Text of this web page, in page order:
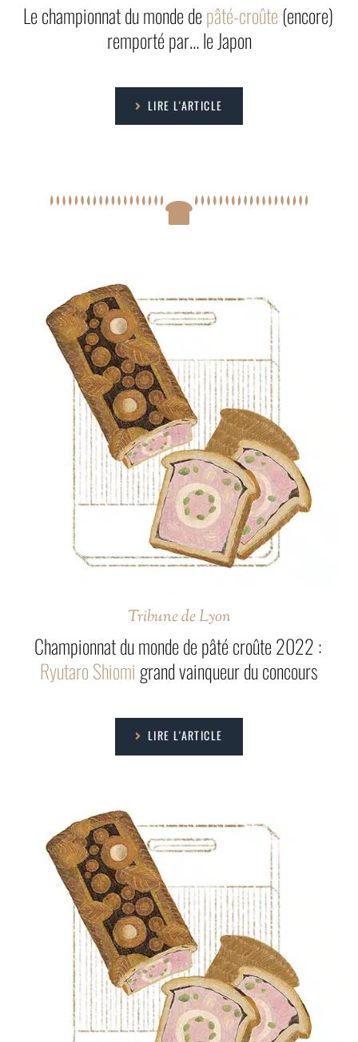
Le championnat du monde depâté-croûte (encore)
remporté par… le Japon
LIRE L'ARTICLE
Tribune de Lyon
Championnat du monde de pâté croûte 2022 :
Ryutaro Shiomi grand vainqueur du concours
LIRE L'ARTICLE